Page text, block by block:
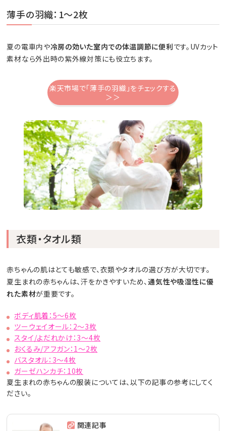
薄手の羽織：1～2枚
夏の電車内や冷房の効いた室内での体温調節に便利です。UVカット
素材なら外出時の紫外線対策にも役立ちます。
楽天市場で「薄手の羽織」をチェックする
＞＞
衣類・タオル類
赤ちゃんの肌はとても敏感で、衣類やタオルの選び方が大切です。
夏生まれの赤ちゃんは、汗をかきやすいため、通気性や吸湿性に優
れた素材が重要です。
ボディ肌着：5～6枚
ツーウェイオール：2～3枚
スタイ/よだれかけ：3～4枚
おくるみ/アフガン：1～2枚
バスタオル：3～4枚
ガーゼハンカチ：10枚
夏生まれの赤ちゃんの服装については、以下の記事の参考にしてく
ださい。
関連記事